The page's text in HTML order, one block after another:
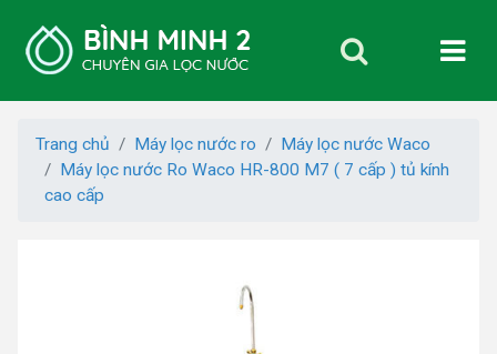
Trang chủ Máy lọc nước ro
Máy lọc nước Waco
Máy lọc nước Ro Waco HR-800 M7 ( 7 cấp ) tủ kính
cao cấp